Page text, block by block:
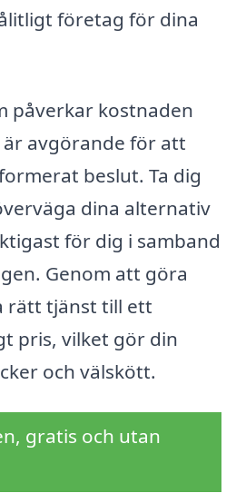
företag för dina
påverkar kostnaden
avgörande för att
beslut. Ta dig
dina alternativ
för dig i samband
Genom att göra
rätt tjänst till ett
pris, vilket gör din
och välskött.
gratis och utan